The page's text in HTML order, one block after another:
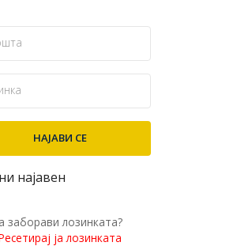
најавен
заборави лозинката?
ја лозинката